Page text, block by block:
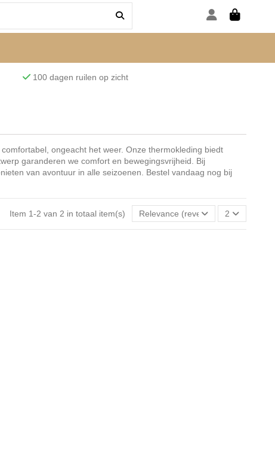
100 dagen ruilen op zicht
ongeacht het weer. Onze thermokleding biedt
garanderen we comfort en bewegingsvrijheid. Bij
van avontuur in alle seizoenen. Bestel vandaag nog bij
Item 1-2 van 2 in totaal item(s) Relevance (reverse) 2